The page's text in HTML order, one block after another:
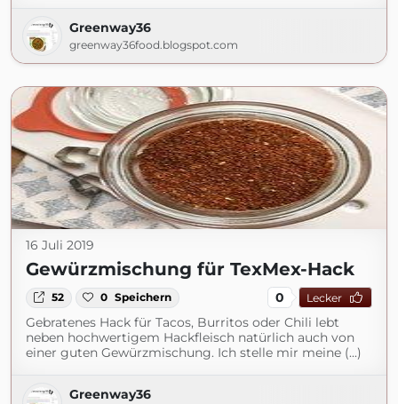
Greenway36
greenway36food.blogspot.com
16 Juli 2019
Gewürzmischung für TexMex-Hack
52 0 Speichern 0 Lecker
Gebratenes Hack für Tacos, Burritos oder Chili lebt
neben hochwertigem Hackfleisch natürlich auch von
einer guten Gewürzmischung. Ich stelle mir meine (...)
Greenway36